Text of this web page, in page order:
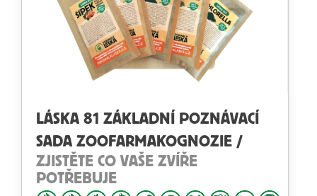
LÁSKA 81 ZÁKLADNÍ POZNÁVACÍ
SADA ZOOFARMAKOGNOZIE /
ZJISTĚTE CO VAŠE ZVÍŘE
POTŘEBUJE